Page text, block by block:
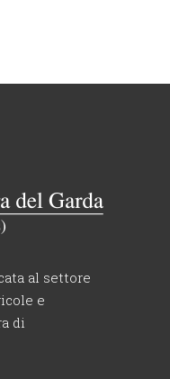
al settore
e
di